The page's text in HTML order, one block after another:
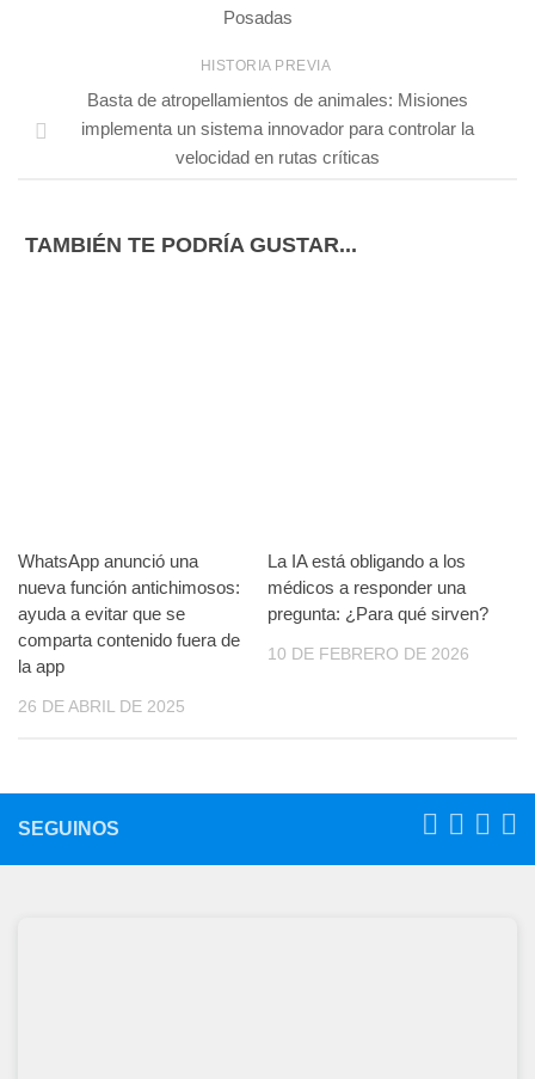
Posadas
HISTORIA PREVIA
Basta de atropellamientos de animales: Misiones
implementa un sistema innovador para controlar la
velocidad en rutas críticas
TAMBIÉN TE PODRÍA GUSTAR...
WhatsApp anunció una
nueva función antichimosos:
ayuda a evitar que se
comparta contenido fuera de
la app
26 DE ABRIL DE 2025
La IA está obligando a los
médicos a responder una
pregunta: ¿Para qué sirven?
10 DE FEBRERO DE 2026
SEGUINOS